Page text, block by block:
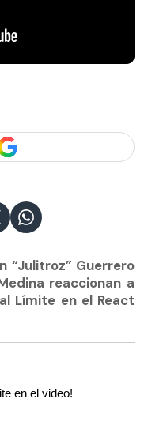
“Julitroz” Guerrero
reaccionan a
Límite en el React
en el video!